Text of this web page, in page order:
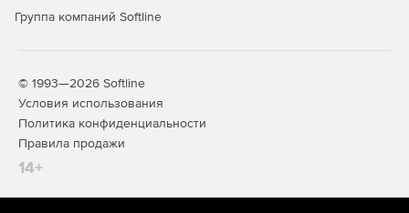
Группа компаний Softline
© 1993—2026 Softline
Условия использования
Политика конфиденциальности
Правила продажи
14+